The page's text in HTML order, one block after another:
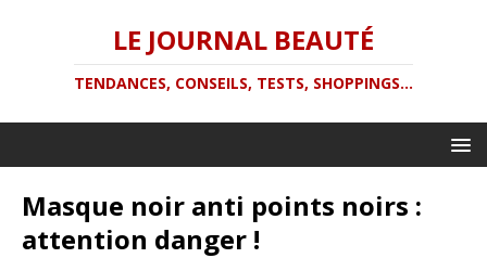
LE JOURNAL BEAUTÉ
TENDANCES, CONSEILS, TESTS, SHOPPINGS...
Masque noir anti points noirs :
attention danger !